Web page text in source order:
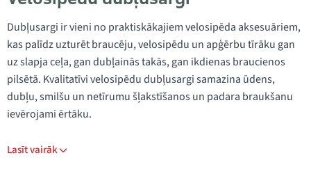
Dubļusargi ir vieni no praktiskākajiem velosipēda aksesuāriem,
kas palīdz uzturēt braucēju, velosipēdu un apģērbu tīrāku gan
uz slapja ceļa, gan dubļainās takās, gan ikdienas braucienos
pilsētā. Kvalitatīvi velosipēdu dubļusargi samazina ūdens,
dubļu, smilšu un netīrumu šļakstīšanos un padara braukšanu
ievērojami ērtāku.
Lasīt vairāk